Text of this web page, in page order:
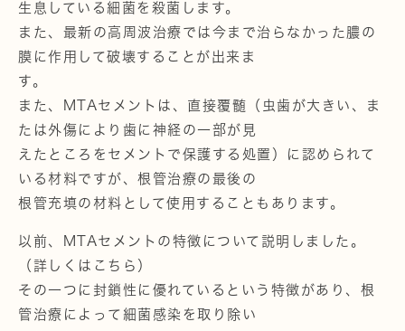
生息している細菌を殺菌します。
また、最新の高周波治療では今まで治らなかった膿の
膜に作用して破壊することが出来ま
す。
また、MTAセメントは、直接覆髄（虫歯が大きい、ま
たは外傷により歯に神経の一部が見
えたところをセメントで保護する処置）に認められて
いる材料ですが、根管治療の最後の
根管充填の材料として使用することもあります。
以前、MTAセメントの特徴について説明しました。
（詳しくはこちら）
その一つに封鎖性に優れているという特徴があり、根
管治療によって細菌感染を取り除い